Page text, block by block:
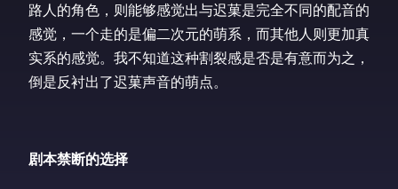
路人的角色，则能够感觉出与迟菓是完全不同的配音的
感觉，一个走的是偏二次元的萌系，而其他人则更加真
实系的感觉。我不知道这种割裂感是否是有意而为之，
倒是反衬出了迟菓声音的萌点。
剧本禁断的选择